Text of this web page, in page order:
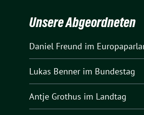
Unsere Abgeordneten
Daniel Freund im
Lukas Benner im Bundestag
Antje Grothus im Landtag